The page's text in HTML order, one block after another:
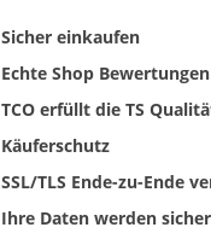
Sicher einkaufen
Echte Shop Bewertungen
TCO erfüllt die TS
Käuferschutz
SSL/TLS Ende-zu-Ende
Ihre Daten werden